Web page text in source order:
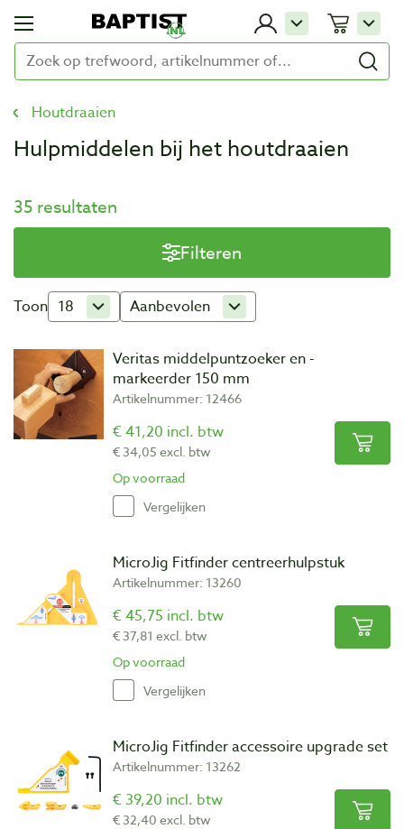
Houtdraaien
Hulpmiddelen bij het houtdraaien
35 resultaten
Filteren
Toon 18 Aanbevolen
Veritas middelpuntzoeker en -
markeerder 150 mm
Artikelnummer: 12466
€ 41,20 incl. btw
€ 34,05 excl. btw
Op voorraad
Vergelijken
MicroJig Fitfinder centreerhulpstuk
Artikelnummer: 13260
€ 45,75 incl. btw
€ 37,81 excl. btw
Op voorraad
Vergelijken
MicroJig Fitfinder accessoire upgrade set
Artikelnummer: 13262
€ 39,20 incl. btw
€ 32,40 excl. btw